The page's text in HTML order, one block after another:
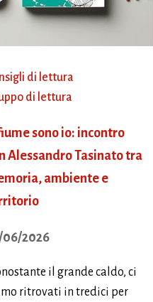
di lettura
di lettura
sono io: incontro
Alessandro Tasinato tra
ambiente e
06/2026
il grande caldo, ci
ritrovati in tredici per